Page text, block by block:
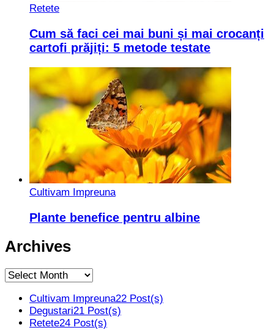
Retete
Cum să faci cei mai buni și mai crocanți
cartofi prăjiți: 5 metode testate
Cultivam Impreuna
Plante benefice pentru albine
Archives
Archives
Cultivam Impreuna22 Post(s)
Degustari21 Post(s)
Retete24 Post(s)